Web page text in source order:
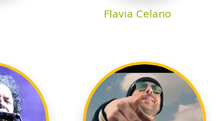
Flavia Celano